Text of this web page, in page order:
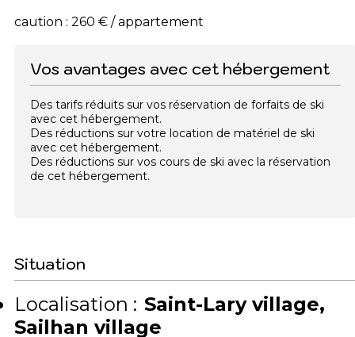
caution : 260 € / appartement
Vos avantages avec cet hébergement
Des tarifs réduits sur vos réservation de forfaits de ski
avec cet hébergement.
Des réductions sur votre location de matériel de ski
avec cet hébergement.
Des réductions sur vos cours de ski avec la réservation
de cet hébergement.
Situation
Localisation : Saint-Lary village
Sailhan village